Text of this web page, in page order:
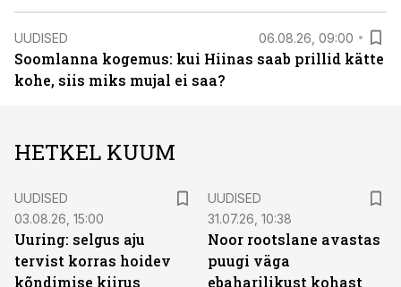
UUDISED 06.08.26, 09:00
Soomlanna kogemus: kui Hiinas saab prillid kätte
kohe, siis miks mujal ei saa?
HETKEL KUUM
UUDISED
03.08.26, 15:00
Uuring: selgus aju
tervist korras hoidev
kõndimise kiirus
UUDISED
31.07.26, 10:38
Noor rootslane avastas
puugi väga
ebaharilikust kohast